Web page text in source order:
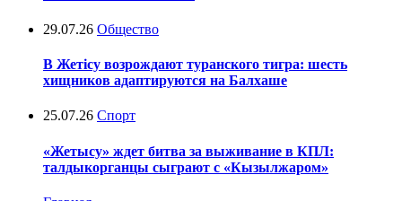
29.07.26 Общество
В Жетісу возрождают туранского тигра: шесть
хищников адаптируются на Балхаше
25.07.26 Спорт
«Жетысу» ждет битва за выживание в КПЛ:
талдыкорганцы сыграют с «Кызылжаром»